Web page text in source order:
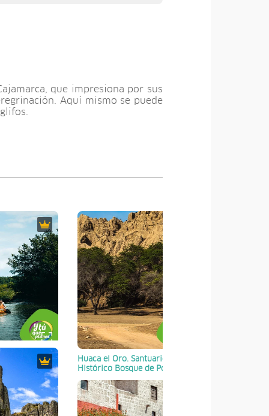
que impresiona por sus
Aquí mismo se puede
Los
Huaca el Oro. Santuario
Histórico Bosque de Pomac
Lambayeque